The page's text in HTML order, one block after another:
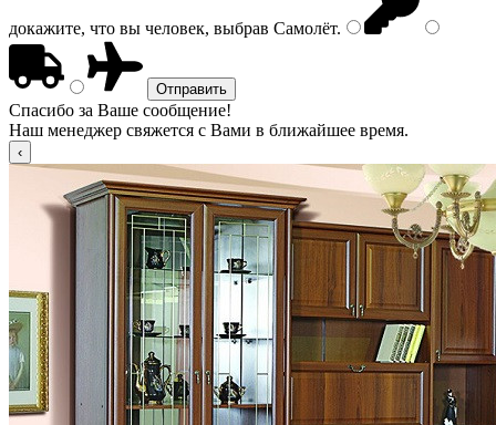
докажите, что вы человек, выбрав Самолёт.
Спасибо за Ваше сообщение!
Наш менеджер свяжется с Вами в ближайшее время.